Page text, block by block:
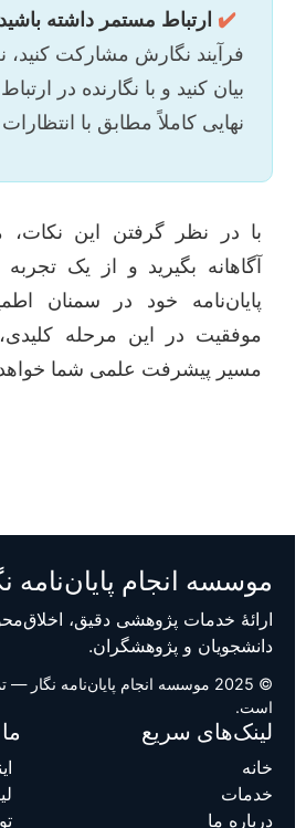
✔️ ارتباط مستمر داشته
فرآیند نگارش مشارکت کنید،
بیان کنید و با نگارنده در
نهایی کاملاً مطابق با
با در نظر گرفتن این نکات،
آگاهانه بگیرید و از یک
پایان‌نامه خود در سمنان
موفقیت در این مرحله
مسیر پیشرفت علمی شما خواهد
موسسه انجام پایان‌نامه
ارائهٔ خدمات پژوهشی دقیق،
دانشجویان و پژوهشگران.
© 2025 موسسه انجام پایان‌نامه
است.
لینک‌های سریع
خانه
خدمات
درباره ما